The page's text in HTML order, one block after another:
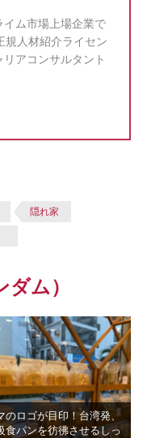
イム市場上場企業で
規人材紹介ライセン
アコンサルタント
隠れ家
ム）
のロゴが目印！台湾発、
食パンを彷彿させるしっ